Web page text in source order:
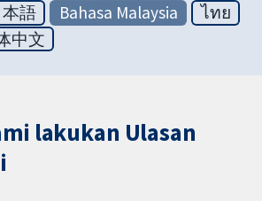
本語 Bahasa Malaysia
ไทย
中文
lakukan Ulasan